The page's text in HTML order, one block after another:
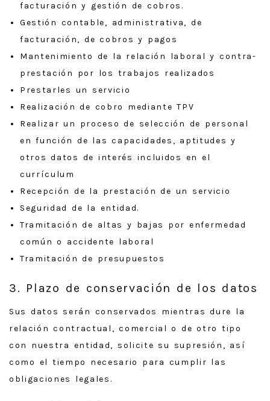
facturación y gestión de cobros.
Gestión contable, administrativa, de
facturación, de cobros y pagos
Mantenimiento de la relación laboral y contra-
prestación por los trabajos realizados
Prestarles un servicio
Realización de cobro mediante TPV
Realizar un proceso de selección de personal
en función de las capacidades, aptitudes y
otros datos de interés incluidos en el
currículum
Recepción de la prestación de un servicio
Seguridad de la entidad.
Tramitación de altas y bajas por enfermedad
común o accidente laboral
Tramitación de presupuestos
3. Plazo de conservación de los datos
Sus datos serán conservados mientras dure la
relación contractual, comercial o de otro tipo
con nuestra entidad, solicite su supresión, así
como el tiempo necesario para cumplir las
obligaciones legales.